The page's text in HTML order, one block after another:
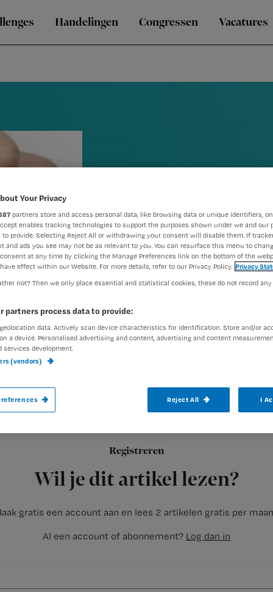
Handelingen Congressen Vacatures
voor nieuwe
Auteur:
Registreren
Wil je dit artikel lezen?
gratis een account aan en lees 2 artikelen gratis per
Al een account of abonnement? Log dan in
Werknemers van ziekenhuizen in heel
De laatste cao is al bijna een jaar
ondervinden van deze acties, aldus FNV
Your Privacy
partners store and access personal data, like browsing data or unique identifiers,
enables tracking technologies to support the purposes shown under we and our
to provide. Selecting Reject All or withdrawing your consent will disable them. If
and ads you see may not be as relevant to you. You can resurface this menu to
at any time by clicking the Manage Preferences link on the bottom of the
effect within our Website. For more details, refer to our Privacy Policy. Privacy
not? Then we only place essential and statistical cookies, these do not record
partners process data to provide:
data. Actively scan device characteristics for identification. Store and/or
a device. Personalised advertising and content, advertising and content
services development.
(vendors)
Reject All I